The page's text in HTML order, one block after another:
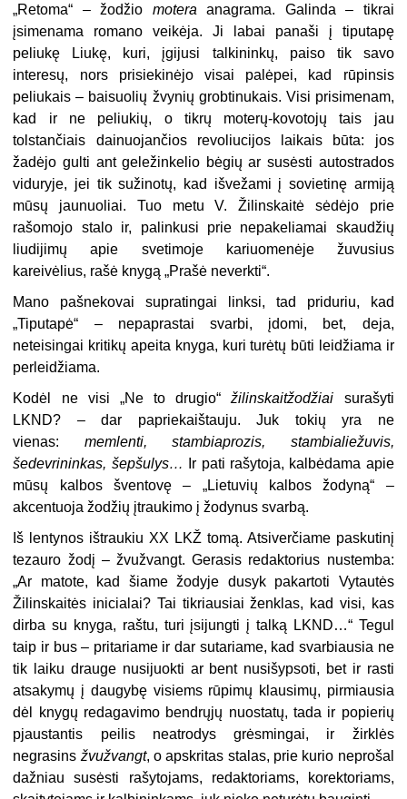
„Retoma“ – žodžio motera anagrama. Galinda – tikrai
įsimenama romano veikėja. Ji labai panaši į tiputapę
peliukę Liukę, kuri, įgijusi talkininkų, paiso tik savo
interesų, nors prisiekinėjo visai palėpei, kad rūpinsis
peliukais – baisuolių žvynių grobtinukais. Visi prisimenam,
kad ir ne peliukių, o tikrų moterų-kovotojų tais jau
tolstančiais dainuojančios revoliucijos laikais būta: jos
žadėjo gulti ant geležinkelio bėgių ar susėsti autostrados
viduryje, jei tik sužinotų, kad išvežami į sovietinę armiją
mūsų jaunuoliai. Tuo metu V. Žilinskaitė sėdėjo prie
rašomojo stalo ir, palinkusi prie nepakeliamai skaudžių
liudijimų apie svetimoje kariuomenėje žuvusius
kareivėlius, rašė knygą „Prašė neverkti“.
Mano pašnekovai supratingai linksi, tad priduriu, kad
„Tiputapė“ – nepaprastai svarbi, įdomi, bet, deja,
neteisingai kritikų apeita knyga, kuri turėtų būti leidžiama ir
perleidžiama.
Kodėl ne visi „Ne to drugio“žilinskaitžodžiai surašyti
LKND? – dar papriekaištauju. Juk tokių yra ne
vienas: memlenti, stambiaprozis, stambialiežuvis,
šedevrininkas, šepšulys…
Ir pati rašytoja, kalbėdama apie
mūsų kalbos šventovę – „Lietuvių kalbos žodyną“ –
akcentuoja žodžių įtraukimo į žodynus svarbą.
Iš lentynos ištraukiu XX LKŽ tomą. Atsiverčiame paskutinį
tezauro žodį – žvužvangt. Gerasis redaktorius nustemba:
„Ar matote, kad šiame žodyje dusyk pakartoti Vytautės
Žilinskaitės inicialai? Tai tikriausiai ženklas, kad visi, kas
dirba su knyga, raštu, turi įsijungti į talką LKND…“ Tegul
taip ir bus – pritariame ir dar sutariame, kad svarbiausia ne
tik laiku drauge nusijuokti ar bent nusišypsoti, bet ir rasti
atsakymų į daugybę visiems rūpimų klausimų, pirmiausia
dėl knygų redagavimo bendrųjų nuostatų, tada ir popierių
pjaustantis peilis neatrodys grėsmingai, ir žirklės
negrasins žvužvangt, o apskritas stalas, prie kurio neprošal
dažniau susėsti rašytojams, redaktoriams, korektoriams,